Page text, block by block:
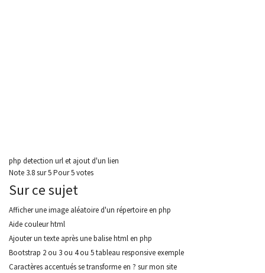
php detection url et ajout d'un lien
Note 3.8sur5Pour5 votes
Sur ce sujet
Afficher une image aléatoire d'un répertoire en php
Aide couleur html
Ajouter un texte après une balise html en php
Bootstrap 2 ou 3 ou 4 ou 5 tableau responsive exemple
Caractères accentués se transforme en ? sur mon site